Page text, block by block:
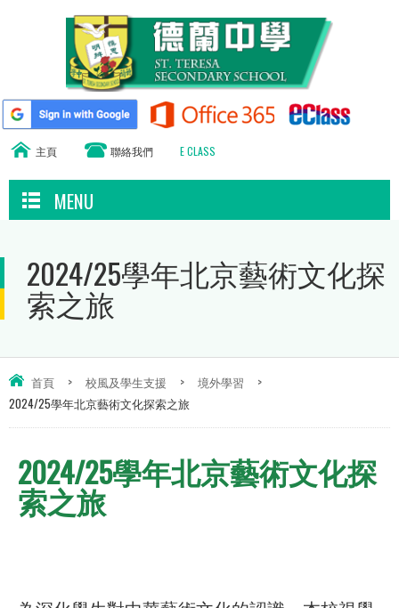
主頁 聯絡我們 E CLASS
MENU
2024/25學年北京藝術文化探
索之旅
首頁 > 校風及學生支援 > 境外學習
>
2024/25學年北京藝術文化探索之旅
2024/25學年北京藝術文化探
索之旅